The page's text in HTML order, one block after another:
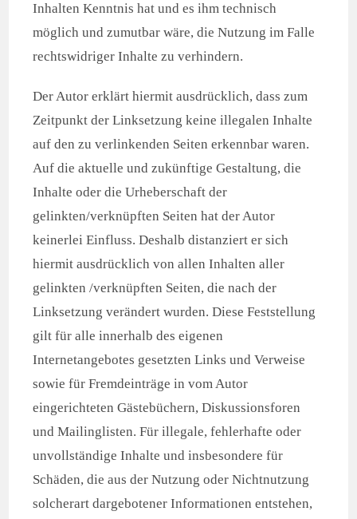
Inhalten Kenntnis hat und es ihm technisch
möglich und zumutbar wäre, die Nutzung im Falle
rechtswidriger Inhalte zu verhindern.
Der Autor erklärt hiermit ausdrücklich, dass zum
Zeitpunkt der Linksetzung keine illegalen Inhalte
auf den zu verlinkenden Seiten erkennbar waren.
Auf die aktuelle und zukünftige Gestaltung, die
Inhalte oder die Urheberschaft der
gelinkten/verknüpften Seiten hat der Autor
keinerlei Einfluss. Deshalb distanziert er sich
hiermit ausdrücklich von allen Inhalten aller
gelinkten /verknüpften Seiten, die nach der
Linksetzung verändert wurden. Diese Feststellung
gilt für alle innerhalb des eigenen
Internetangebotes gesetzten Links und Verweise
sowie für Fremdeinträge in vom Autor
eingerichteten Gästebüchern, Diskussionsforen
und Mailinglisten. Für illegale, fehlerhafte oder
unvollständige Inhalte und insbesondere für
Schäden, die aus der Nutzung oder Nichtnutzung
solcherart dargebotener Informationen entstehen,